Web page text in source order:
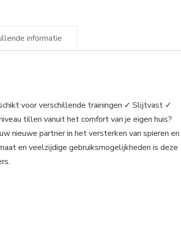
informatie
voor verschillende trainingen ✓ Slijtvast ✓
tillen vanuit het comfort van je eigen huis?
nieuwe partner in het versterken van spieren en
en veelzijdige gebruiksmogelijkheden is deze